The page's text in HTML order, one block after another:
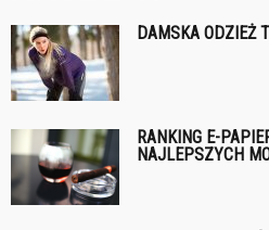
DAMSKA ODZIEŻ
RANKING E-
NAJLEPSZYCH